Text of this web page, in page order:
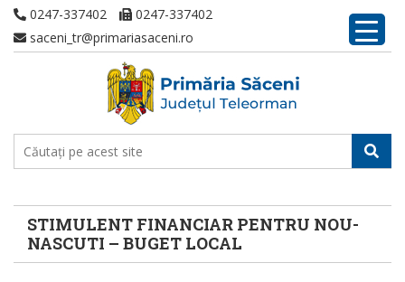
0247-337402
0247-337402
saceni_tr@primariasaceni.ro
STIMULENT FINANCIAR PENTRU NOU-
NASCUTI – BUGET LOCAL